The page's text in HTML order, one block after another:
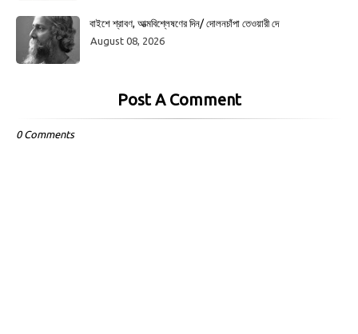
বাইশে শ্রাবণ, আত্মবিশ্লেষণের দিন/ দোলনচাঁপা তেওয়ারী দে
August 08, 2026
Post A Comment
0 Comments